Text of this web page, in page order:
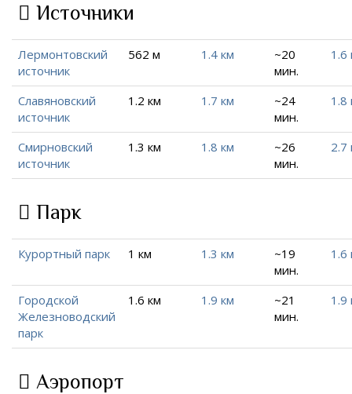
Источники
Лермонтовский
источник
562 м 1.4 км
~20
мин.
1.6
Славяновский
источник
1.2 км 1.7 км
~24
мин.
1.8
Смирновский
источник
1.3 км 1.8 км
~26
мин.
2.7
Парк
Курортный парк 1 км 1.3 км
~19
мин.
1.6
Городской
Железноводский
парк
1.6 км 1.9 км
~21
мин.
1.9
Аэропорт